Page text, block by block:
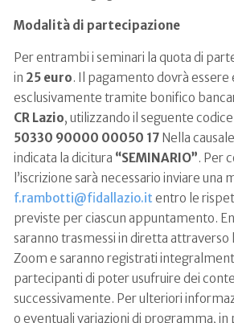
Modalità di partecipazione
Per entrambi i seminari la quota di
in 25 euro. Il pagamento dovrà
esclusivamente tramite bonifico
CR Lazio, utilizzando il seguente
50330 90000 00050 17 Nella
indicata la dicitura “SEMINARIO”. Per
l’iscrizione sarà necessario inviare una
f.rambotti@fidallazio.it entro le
previste per ciascun appuntamento.
saranno trasmessi in diretta
Zoom e saranno registrati
partecipanti di poter usufruire dei
successivamente. Per ulteriori
o eventuali variazioni di programma,